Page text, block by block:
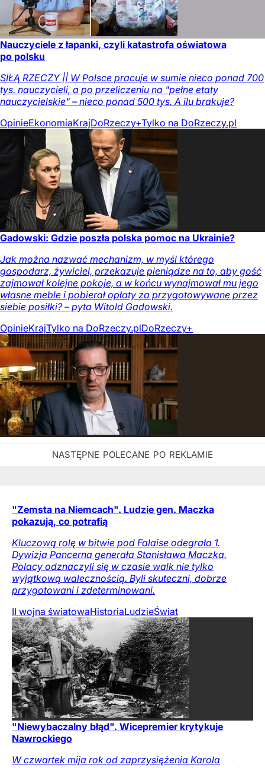
Nauczyciele z łapanki, czyli katastrofa oświatowa
po polsku
SIŁĄ RZECZY || W Polsce pracuje w sumie nieco ponad 700
tys. nauczycieli, a po przeliczeniu na "pełne etaty
nauczycielskie" – nieco ponad 500 tys. A ilu brakuje?
OpinieEkonomiaKrajDoRzeczy+Tylko na DoRzeczy.pl
Gadowski: Gdzie poszła polska pomoc na Ukrainie?
Jak można nazwać mechanizm, w myśl którego
gospodarz, żywiciel, przekazuje pieniądze na to, aby gość
zajmował kolejne pokoje, a w końcu wynajmował mu jego
własne meble i pobierał opłaty za przygotowywane przez
siebie posiłki? – pyta Witold Gadowski.
OpinieKrajTylko na DoRzeczy.plDoRzeczy+
"Zemsta na Niemcach". Ludzie gen. Maczka
pokazują, co potrafią
Kluczową rolę w bitwie pod Falaise odegrała 1.
Dywizja Pancerna generała Stanisława Maczka.
Polacy odznaczyli się w czasie walk nie tylko
wyjątkową walecznością. Byli skuteczni, dobrze
przygotowani i zdeterminowani.
II wojna światowaHistoriaLudzieŚwiat
"Niewybaczalny błąd". Wicepremier krytykuje
Nawrockiego
W czwartek mija rok od zaprzysiężenia Karola